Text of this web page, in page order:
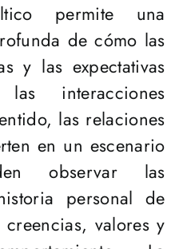
permite una
de cómo las
y las expectativas
interacciones
las relaciones
en un escenario
observar las
personal de
valores y